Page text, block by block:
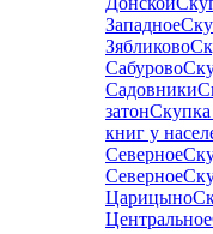
Западное
Зябликово
Сабурово
Садовники
затон
книг у
Северное
Северное
Царицыно
Центральное